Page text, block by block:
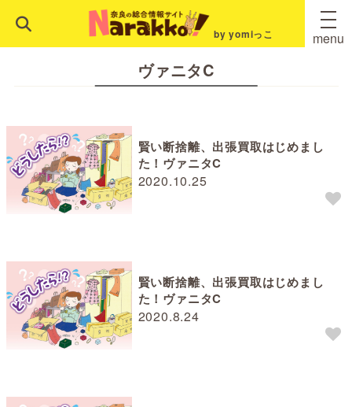
by yomiっこ menu
ヴァニタC
2020.10.25
賢い断捨離、出張買取はじめまし
た！ヴァニタC
2020.8.24
賢い断捨離、出張買取はじめまし
た！ヴァニタC